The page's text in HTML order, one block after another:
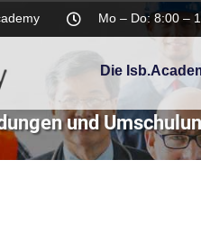
Mo – Do: 8:00 –
Die
und